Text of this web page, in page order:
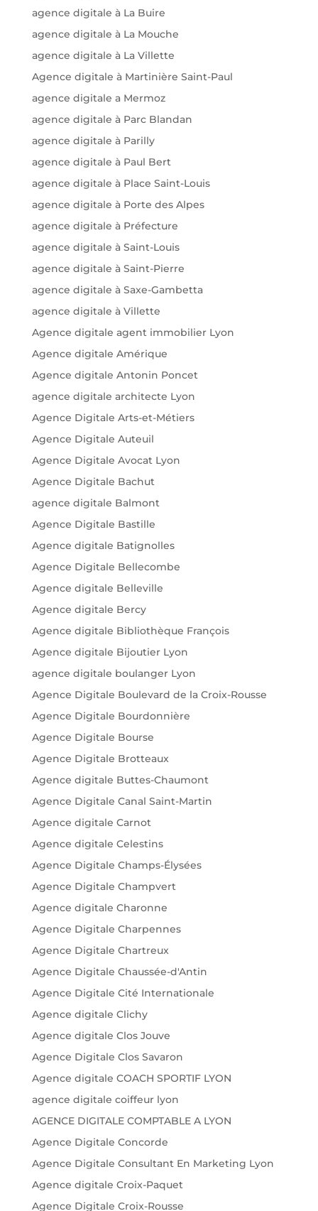
agence digitale à La Buire
agence digitale à La Mouche
agence digitale à La Villette
Agence digitale à Martinière Saint-Paul
agence digitale a Mermoz
agence digitale à Parc Blandan
agence digitale à Parilly
agence digitale à Paul Bert
agence digitale à Place Saint-Louis
agence digitale à Porte des Alpes
agence digitale à Préfecture
agence digitale à Saint-Louis
agence digitale à Saint-Pierre
agence digitale à Saxe-Gambetta
agence digitale à Villette
Agence digitale agent immobilier Lyon
Agence digitale Amérique
Agence digitale Antonin Poncet
agence digitale architecte Lyon
Agence Digitale Arts-et-Métiers
Agence Digitale Auteuil
Agence Digitale Avocat Lyon
Agence Digitale Bachut
agence digitale Balmont
Agence Digitale Bastille
Agence digitale Batignolles
Agence Digitale Bellecombe
Agence digitale Belleville
Agence digitale Bercy
Agence digitale Bibliothèque François
Agence digitale Bijoutier Lyon
agence digitale boulanger Lyon
Agence Digitale Boulevard de la Croix-Rousse
Agence Digitale Bourdonnière
Agence Digitale Bourse
Agence Digitale Brotteaux
Agence digitale Buttes-Chaumont
Agence Digitale Canal Saint-Martin
Agence digitale Carnot
Agence digitale Celestins
Agence Digitale Champs-Élysées
Agence Digitale Champvert
Agence digitale Charonne
Agence Digitale Charpennes
Agence Digitale Chartreux
Agence Digitale Chaussée-d'Antin
Agence Digitale Cité Internationale
Agence digitale Clichy
Agence digitale Clos Jouve
Agence Digitale Clos Savaron
Agence digitale COACH SPORTIF LYON
agence digitale coiffeur lyon
AGENCE DIGITALE COMPTABLE A LYON
Agence Digitale Concorde
Agence Digitale Consultant En Marketing Lyon
Agence digitale Croix-Paquet
Agence Digitale Croix-Rousse